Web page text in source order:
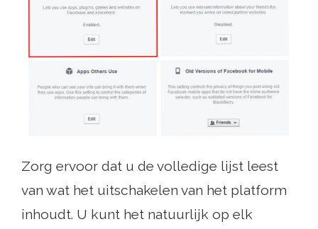
Zorg ervoor dat u de volledige lijst leest
van wat het uitschakelen van het platform
inhoudt. U kunt het natuurlijk op elk